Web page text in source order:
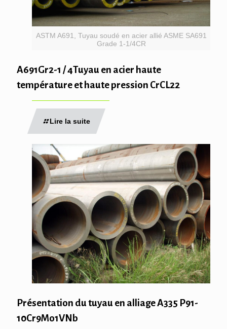
ASTM A691, Tuyau soudé en acier allié ASME SA691
Grade 1-1/4CR
A691Gr2-1 / 4Tuyau en acier haute
température et haute pression CrCL22
Lire la suite
Présentation du tuyau en alliage A335 P91-
10Cr9Mo1VNb